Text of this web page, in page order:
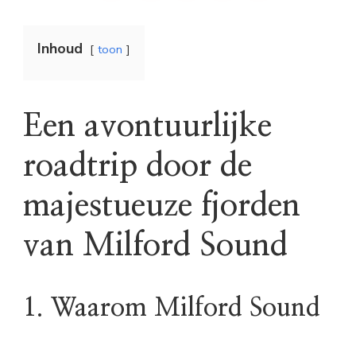
Inhoud toon
Een avontuurlijke
roadtrip door de
majestueuze fjorden
van Milford Sound
1. Waarom Milford Sound